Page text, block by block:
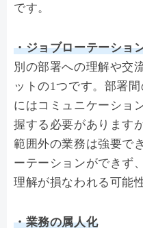
です。
・ジョブローテーショ
別の部署への理解や交
ットの1つです。部署
にはコミュニケーショ
握する必要があります
範囲外の業務は強要で
ーテーションができず
理解が損なわれる可能
・業務の属人化